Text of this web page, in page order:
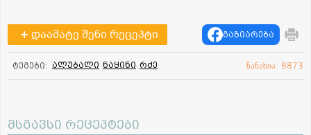
დაამატე შენი რეცეპტი გაზიარება
ტეგები: ალუბალი ნაყინი რძე ნანახია: 8873
მსგავსი რეცეპტები